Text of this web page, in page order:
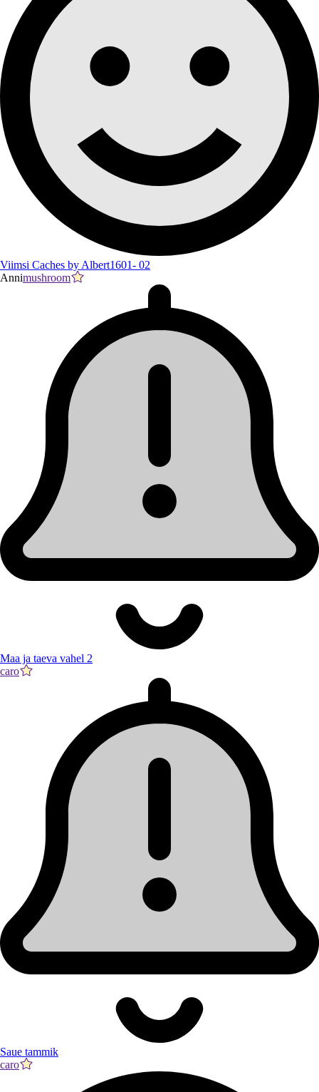
Viimsi Caches by Albert1601- 02
Annimushroom
Maa ja taeva vahel 2
caro
Saue tammik
caro